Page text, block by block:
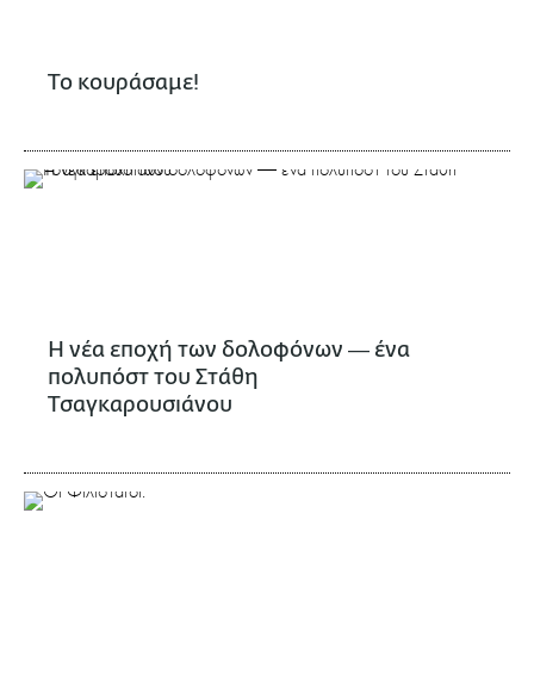
Το κουράσαμε!
Η νέα εποχή των δολοφόνων ― ένα
πολυπόστ του Στάθη
Τσαγκαρουσιάνου